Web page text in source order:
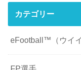
カテゴリー
eFootball™（ウイ